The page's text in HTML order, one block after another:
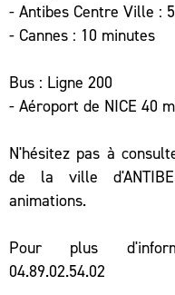
- Antibes Centre Ville :
- Cannes : 10 minutes
Bus : Ligne 200
- Aéroport de NICE 40
N'hésitez pas à
de la ville
animations.
Pour plus
04.89.02.54.02